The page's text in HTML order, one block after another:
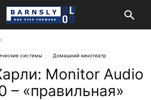
системы Домашний кинотеатр
Monitor Audio
– «правильная»